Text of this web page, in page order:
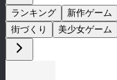
ランキング 新作ゲーム
街づくり
美少女ゲーム